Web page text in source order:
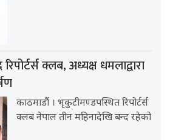
क्लब, अध्यक्ष धमलाद्वारा
काठमाडौं । भृकुटीमण्डपस्थित रिपोर्टर्स
क्लब नेपाल तीन महिनादेखि बन्द रहेको